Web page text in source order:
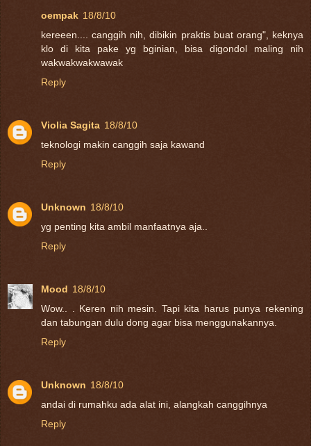
oempak 18/8/10
kereeen.... canggih nih, dibikin praktis buat orang", keknya
klo di kita pake yg bginian, bisa digondol maling nih
wakwakwakwawak
Reply
Violia Sagita 18/8/10
teknologi makin canggih saja kawand
Reply
Unknown 18/8/10
yg penting kita ambil manfaatnya aja..
Reply
Mood 18/8/10
Wow.. . Keren nih mesin. Tapi kita harus punya rekening
dan tabungan dulu dong agar bisa menggunakannya.
Reply
Unknown 18/8/10
andai di rumahku ada alat ini, alangkah canggihnya
Reply